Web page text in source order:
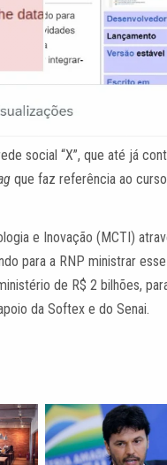
social “X”, que até já
que faz referência ao
e Inovação (MCTI)
para a RNP ministrar
de R$ 2 bilhões,
da Softex e do Senai.